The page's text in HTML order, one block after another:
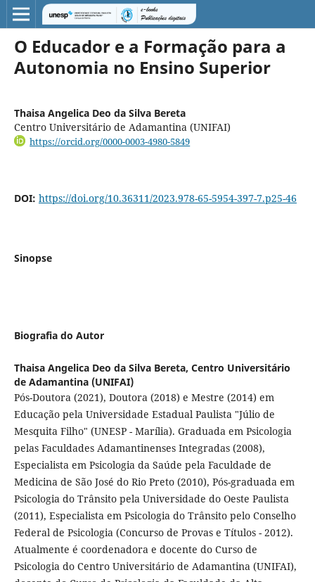
O Educador e a Formação para a
Autonomia no Ensino Superior
Thaisa Angelica Deo da Silva Bereta
Centro Universitário de Adamantina (UNIFAI)
https://orcid.org/0000-0003-4980-5849
DOI: https://doi.org/10.36311/2023.978-65-5954-397-7.p25-46
Sinopse
Biografia do Autor
Thaisa Angelica Deo da Silva Bereta, Centro Universitário
de Adamantina (UNIFAI)
Pós-Doutora (2021), Doutora (2018) e Mestre (2014) em
Educação pela Universidade Estadual Paulista "Júlio de
Mesquita Filho" (UNESP - Marília). Graduada em Psicologia
pelas Faculdades Adamantinenses Integradas (2008),
Especialista em Psicologia da Saúde pela Faculdade de
Medicina de São José do Rio Preto (2010), Pós-graduada em
Psicologia do Trânsito pela Universidade do Oeste Paulista
(2011), Especialista em Psicologia do Trânsito pelo Conselho
Federal de Psicologia (Concurso de Provas e Títulos - 2012).
Atualmente é coordenadora e docente do Curso de
Psicologia do Centro Universitário de Adamantina (UNIFAI),